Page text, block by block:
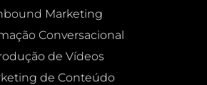
Marketing
Conversacional
de Vídeos
de Conteúdo